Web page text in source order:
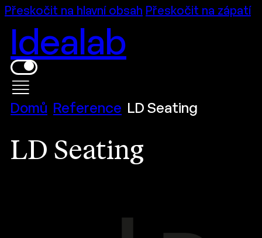
Přeskočit na hlavní obsah Přeskočit na zápatí
Idealab
Domů Reference LD Seating
LD Seating